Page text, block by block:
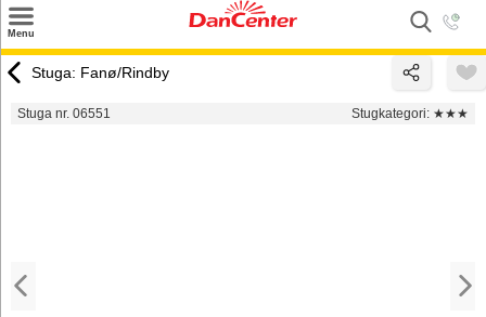
Menu
Tilbud
Stuga: Fanø/Rindby
Stuga nr. 06551 Stugkategori: ★★★